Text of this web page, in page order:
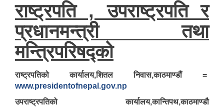
राष्ट्रपति , उपराष्ट्रपति र
प्रधानमन्त्री तथा
मन्त्रिपरिषद्को
राष्ट्रपतिको कार्यालय,शितल निवास,काठमाण्डौं =
www.presidentofnepal.gov.np
उपराष्ट्रपतिको कार्यालय,कान्तिपथ,काठमाण्डौ